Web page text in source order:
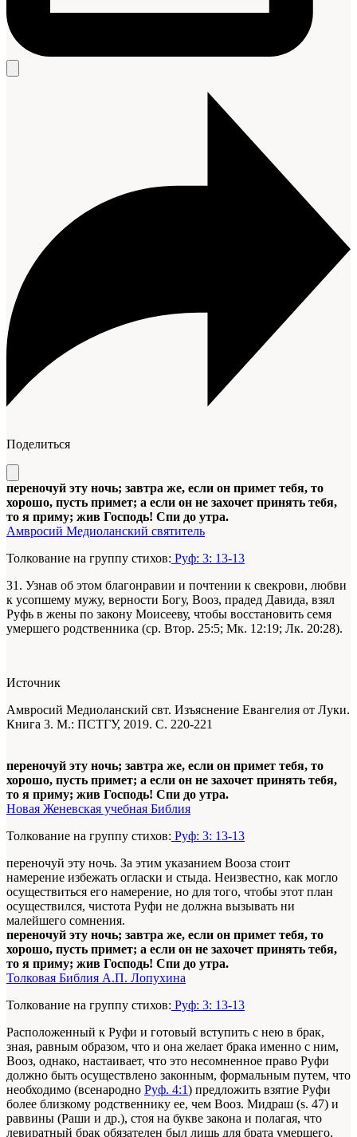
Поделиться
переночуй эту ночь; завтра же, если он примет тебя, то
хорошо, пусть примет; а если он не захочет принять тебя,
то я приму; жив Господь! Спи до утра.
Амвросий Медиоланский святитель
Толкование на группу стихов: Руф: 3: 13-13
31. Узнав об этом благонравии и почтении к свекрови, любви
к усопшему мужу, верности Богу, Вооз, прадед Давида, взял
Руфь в жены по закону Моисееву, чтобы восстановить семя
умершего родственника (ср. Втор. 25:5; Мк. 12:19; Лк. 20:28).
Источник
Амвросий Медиоланский свт. Изъяснение Евангелия от Луки.
Книга 3. М.: ПСТГУ, 2019. С. 220-221
переночуй эту ночь; завтра же, если он примет тебя, то
хорошо, пусть примет; а если он не захочет принять тебя,
то я приму; жив Господь! Спи до утра.
Новая Женевская учебная Библия
Толкование на группу стихов: Руф: 3: 13-13
переночуй эту ночь. За этим указанием Вооза стоит
намерение избежать огласки и стыда. Неизвестно, как могло
осуществиться его намерение, но для того, чтобы этот план
осуществился, чистота Руфи не должна вызывать ни
малейшего сомнения.
переночуй эту ночь; завтра же, если он примет тебя, то
хорошо, пусть примет; а если он не захочет принять тебя,
то я приму; жив Господь! Спи до утра.
Толковая Библия А.П. Лопухина
Толкование на группу стихов: Руф: 3: 13-13
Расположенный к Руфи и готовый вступить с нею в брак,
зная, равным образом, что и она желает брака именно с ним,
Вооз, однако, настаивает, что это несомненное право Руфи
должно быть осуществлено законным, формальным путем, что
необходимо (всенародно Руф. 4:1) предложить взятие Руфи
более близкому родственнику ее, чем Вооз. Мидраш (s. 47) и
раввины (Раши и др.), стоя на букве закона и полагая, что
левиратный брак обязателен был лишь для брата умершего,